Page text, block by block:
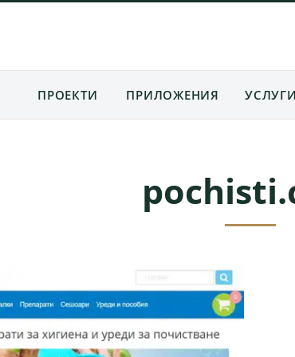
ПРОЕКТИ ПРИЛОЖЕНИЯ УСЛУГИ